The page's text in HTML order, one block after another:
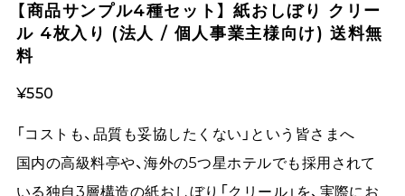
【商品サンプル4種セット】 紙おしぼり クリー
ル 4枚入り (法人 / 個人事業主様向け) 送料無
料
¥550
「コストも、品質も妥協したくない」という皆さまへ
国内の高級料亭や、海外の5つ星ホテルでも採用されて
いる独自3層構造の紙おしぼり「クリール」を、実際にお